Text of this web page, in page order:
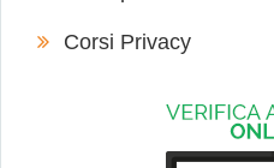
Corsi Privacy